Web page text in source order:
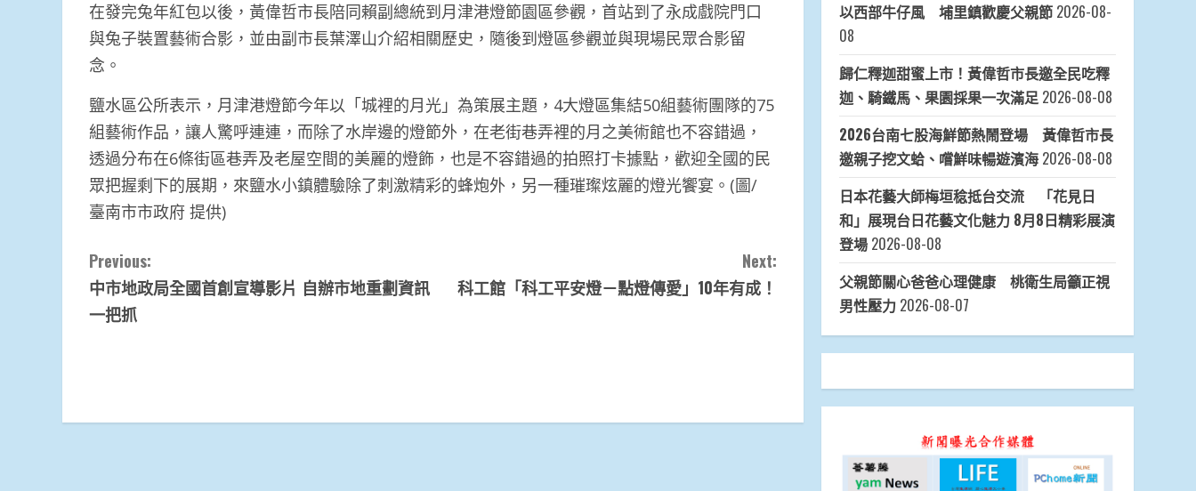
在發完兔年紅包以後，黃偉哲市長陪同賴副總統到月津港燈節園區參觀，首站到了永成戲院門口
與兔子裝置藝術合影，並由副市長葉澤山介紹相關歷史，隨後到燈區參觀並與現場民眾合影留
念。
鹽水區公所表示，月津港燈節今年以「城裡的月光」為策展主題，4大燈區集結50組藝術團隊的75
組藝術作品，讓人驚呼連連，而除了水岸邊的燈節外，在老街巷弄裡的月之美術館也不容錯過，
透過分布在6條街區巷弄及老屋空間的美麗的燈飾，也是不容錯過的拍照打卡據點，歡迎全國的民
眾把握剩下的展期，來鹽水小鎮體驗除了刺激精彩的蜂炮外，另一種璀璨炫麗的燈光饗宴。(圖/
臺南市市政府 提供)
Continue
Reading
Previous:
中市地政局全國首創宣導影片 自辦市地重劃資訊
一把抓
Next:
科工館「科工平安燈－點燈傳愛」10年有成！
以西部牛仔風 埔里鎮歡慶父親節 2026-08-
08
歸仁釋迦甜蜜上市！黃偉哲市長邀全民吃釋
迦、騎鐵馬、果園採果一次滿足 2026-08-08
2026台南七股海鮮節熱鬧登場 黃偉哲市長
邀親子挖文蛤、嚐鮮味暢遊濱海 2026-08-08
日本花藝大師梅垣稔抵台交流 「花見日
和」展現台日花藝文化魅力 8月8日精彩展演
登場 2026-08-08
父親節關心爸爸心理健康 桃衛生局籲正視
男性壓力 2026-08-07